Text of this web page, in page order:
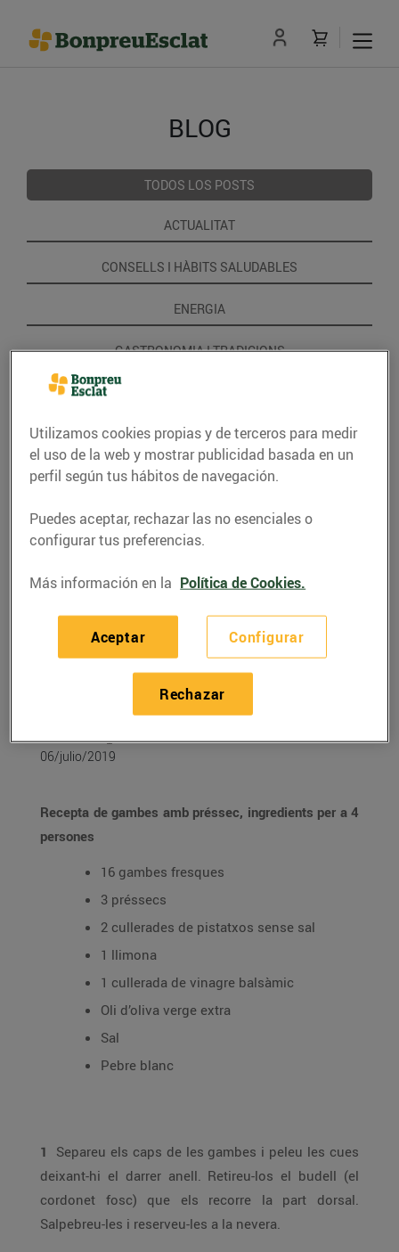
BLOG
TODOS LOS POSTS
ACTUALITAT
CONSELLS I HÀBITS SALUDABLES
ENERGIA
GASTRONOMIA I TRADICIONS
RECETAS
Recepta de gambes
amb préssec
06/julio/2019
Recepta de gambes amb préssec, ingredients per a 4
persones
16 gambes fresques
3 préssecs
2 cullerades de pistatxos sense sal
1 llimona
1 cullerada de vinagre balsàmic
Oli d’oliva verge extra
Sal
Pebre blanc
1
Separeu els caps de les gambes i peleu les cues
deixant-hi el darrer anell. Retireu-los el budell (el
cordonet fosc) que els recorre la part dorsal.
Salpebreu-les i reserveu-les a la nevera.
Utilizamos cookies propias y de terceros para medir
el uso de la web y mostrar publicidad basada en un
perfil según tus hábitos de navegación.
Puedes aceptar, rechazar las no esenciales o
configurar tus preferencias.
Más información en la Política de Cookies.
Configurar
Rechazar
Aceptar